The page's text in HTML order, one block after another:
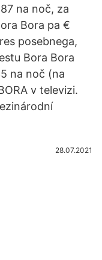
na noč, za
Bora pa €
posebnega,
Bora Bora
na noč (na
v televizi.
28.07.2021